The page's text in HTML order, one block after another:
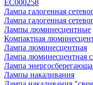
EC000258
Лампа галогенная
Лампа галогенная
Лампы люминесцентные
Компактная
Лампа люминесцентная
Лампа люминесцентная
Лампа
Лампы накаливания